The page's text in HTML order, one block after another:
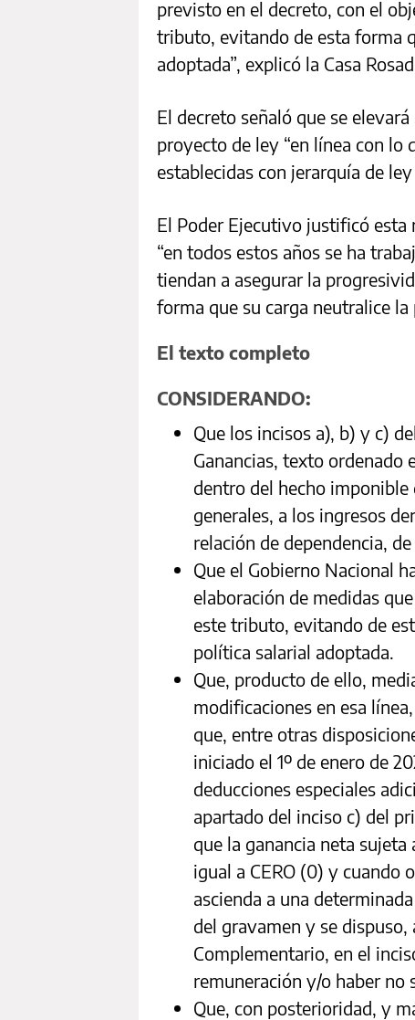
previsto en el decreto, con el
tributo, evitando de esta forma
adoptada”, explicó la Casa
El decreto señaló que se
proyecto de ley “en línea con lo
establecidas con jerarquía de
El Poder Ejecutivo justificó
“en todos estos años se ha
tiendan a asegurar la
forma que su carga neutralice
El texto completo
CONSIDERANDO:
Que los incisos a), b) y c)
Ganancias, texto ordenado
dentro del hecho
generales, a los ingresos
relación de dependencia,
Que el Gobierno Nacional
elaboración de medidas
este tributo, evitando de
política salarial adoptada.
Que, producto de ello,
modificaciones en esa
que, entre otras
iniciado el 1º de enero de
deducciones especiales
apartado del inciso c) del
que la ganancia neta
igual a CERO (0) y cuando
ascienda a una
del gravamen y se
Complementario, en el
remuneración y/o haber no
Que, con posterioridad, y